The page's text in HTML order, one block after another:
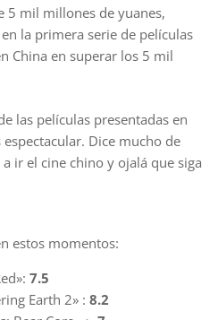
5 mil millones de yuanes,
la primera serie de películas
China en superar los 5 mil
las películas presentadas en
espectacular. Dice mucho de
ir el cine chino y ojalá que siga
estos momentos:
7.5
Earth 2» : 8.2